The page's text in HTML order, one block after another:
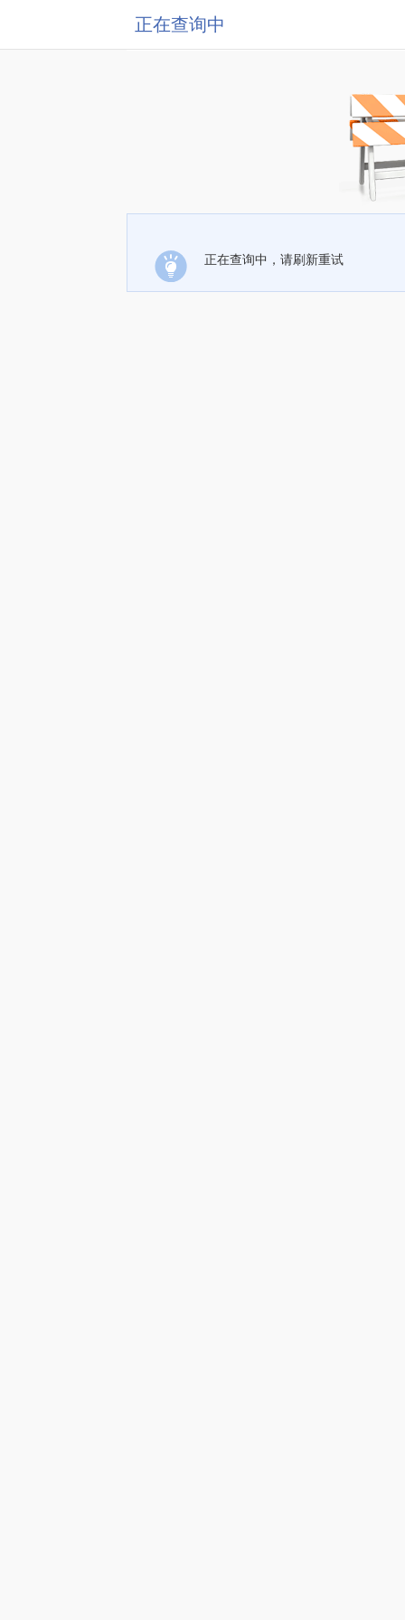
正在查询中
正在查询中，请刷新重试